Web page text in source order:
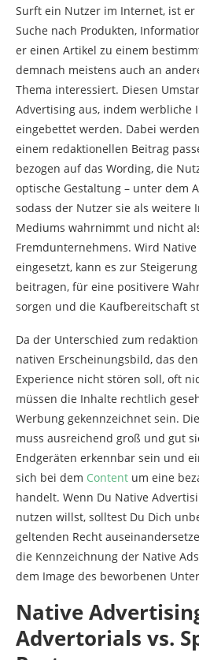
Surft ein Nutzer im Internet, ist er
Suche nach Produkten,
er einen Artikel zu einem
demnach meistens auch an
Thema interessiert. Diesen
Advertising aus, indem werbliche
eingebettet werden. Dabei
einem redaktionellen Beitrag
bezogen auf das Wording, die
optische Gestaltung – unter dem
sodass der Nutzer sie als weitere
Mediums wahrnimmt und nicht
Fremdunternehmens. Wird
eingesetzt, kann es zur
beitragen, für eine positivere
sorgen und die Kaufbereitschaft
Da der Unterschied zum
nativen Erscheinungsbild, das
Experience nicht stören soll, oft
müssen die Inhalte rechtlich
Werbung gekennzeichnet sein.
muss ausreichend groß und gut
Endgeräten erkennbar sein und
sich bei dem Content um eine
handelt. Wenn Du Native
nutzen willst, solltest Du Dich
geltenden Recht
die Kennzeichnung der Native
dem Image des beworbenen
Native
Advertorials vs.